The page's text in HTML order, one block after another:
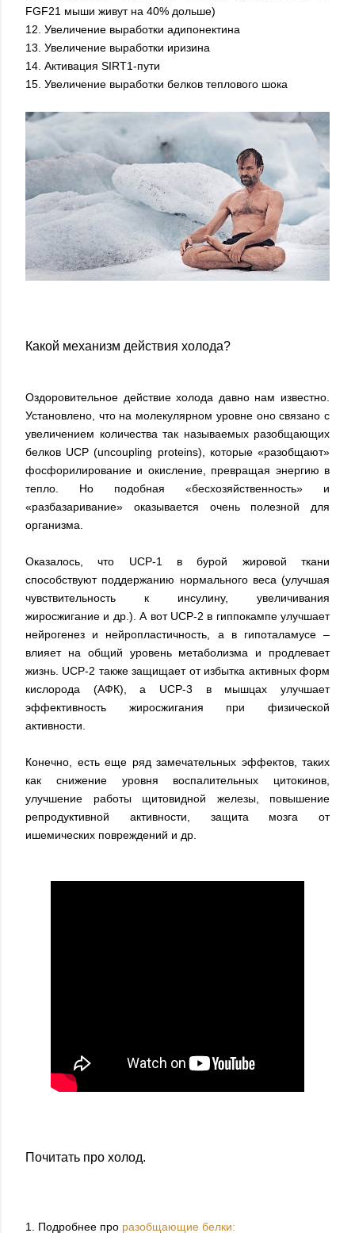
FGF21 мыши живут на 40% дольше)
12. Увеличение выработки адипонектина
13. Увеличение выработки иризина
14. Активация SIRT1-пути
15. Увеличение выработки белков теплового шока
Какой механизм действия холода?
Оздоровительное действие холода давно нам известно.
Установлено, что на молекулярном уровне оно связано с
увеличением количества так называемых разобщающих
белков UCP (uncoupling proteins), которые «разобщают»
фосфорилирование и окисление, превращая энергию в
тепло. Но подобная «бесхозяйственность» и
«разбазаривание» оказывается очень полезной для
организма.
Оказалось, что UCP-1 в бурой жировой ткани
способствуют поддержанию нормального веса (улучшая
чувствительность к инсулину, увеличивания
жиросжигание и др.). А вот UCP-2 в гиппокампе улучшает
нейрогенез и нейропластичность, а в гипоталамусе –
влияет на общий уровень метаболизма и продлевает
жизнь. UCP-2 также защищает от избытка активных форм
кислорода (АФК), а UCP-3 в мышцах улучшает
эффективность жиросжигания при физической
активности.
Конечно, есть еще ряд замечательных эффектов, таких
как снижение уровня воспалительных цитокинов,
улучшение работы щитовидной железы, повышение
репродуктивной активности, защита мозга от
ишемических повреждений и др.
Почитать про холод.
1. Подробнее про разобщающие белки: